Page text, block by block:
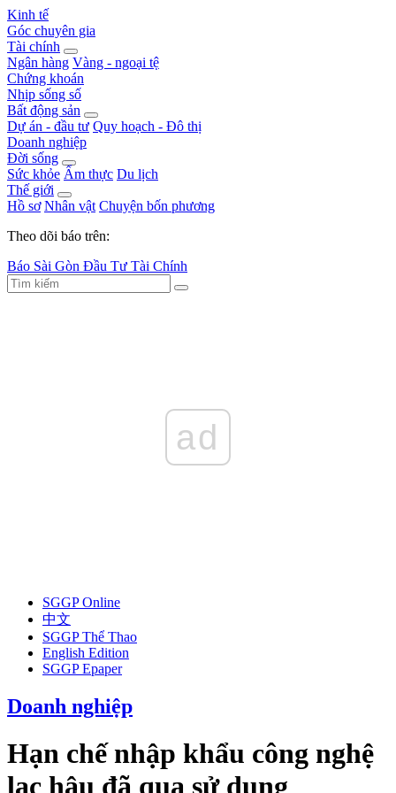
Kinh tế
Góc chuyên gia
Tài chính
Ngân hàng Vàng - ngoại tệ
Chứng khoán
Nhịp sống số
Bất động sản
Dự án - đầu tư Quy hoạch - Đô thị
Doanh nghiệp
Đời sống
Sức khỏe Ẩm thực Du lịch
Thế giới
Hồ sơ Nhân vật Chuyện bốn phương
Theo dõi báo trên:
Báo Sài Gòn Đầu Tư Tài Chính
ad
SGGP Online
中文
SGGP Thể Thao
English Edition
SGGP Epaper
Doanh nghiệp
Hạn chế nhập khẩu công nghệ
lạc hậu đã qua sử dụng